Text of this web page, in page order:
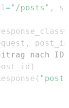
="/posts" ,
=
,
post_id
nach
)
(